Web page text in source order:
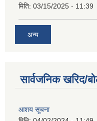
मिति: 03/15/2025 - 11:39
अन्य
सार्वजनिक खरिद/
आशय सूचना